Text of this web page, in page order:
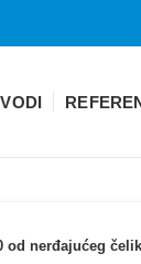
od nerđajućeg